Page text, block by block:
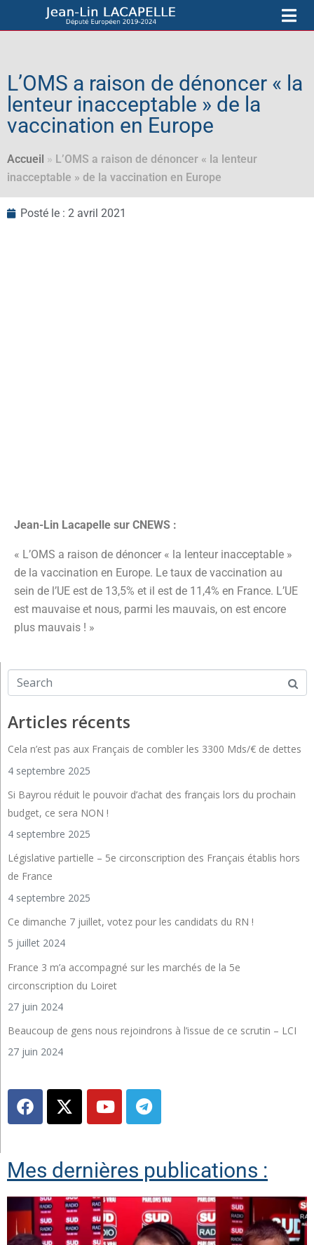
L’OMS a raison de dénoncer « la
lenteur inacceptable » de la
vaccination en Europe
Accueil » L’OMS a raison de dénoncer « la lenteur
inacceptable » de la vaccination en Europe
Posté le : 2 avril 2021
Jean-Lin Lacapelle sur CNEWS :
« L’OMS a raison de dénoncer « la lenteur inacceptable »
de la vaccination en Europe. Le taux de vaccination au
sein de l’UE est de 13,5% et il est de 11,4% en France. L’UE
est mauvaise et nous, parmi les mauvais, on est encore
plus mauvais ! »
Articles récents
Cela n’est pas aux Français de combler les 3300 Mds/€ de dettes
4 septembre 2025
Si Bayrou réduit le pouvoir d’achat des français lors du prochain
budget, ce sera NON !
4 septembre 2025
Législative partielle – 5e circonscription des Français établis hors
de France
4 septembre 2025
Ce dimanche 7 juillet, votez pour les candidats du RN !
5 juillet 2024
France 3 m’a accompagné sur les marchés de la 5e
circonscription du Loiret
27 juin 2024
Beaucoup de gens nous rejoindrons à l’issue de ce scrutin – LCI
27 juin 2024
Mes dernières publications :